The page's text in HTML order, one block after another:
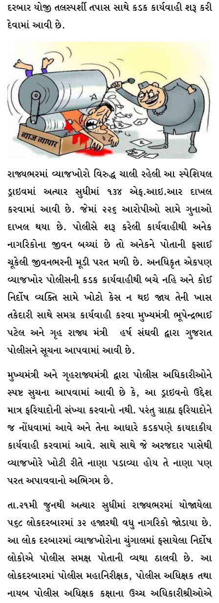
દરબાર યોજી તલસ્પર્શી તપાસ સાથે કડક કાર્યવાહી શરૂ કરી
દેવામાં આવી છે.
રાજ્યભરમાં વ્યાજખોરો વિરુદ્ધ ચાલી રહેલી આ સ્પેશિયલ
ડ્રાઇવમાં અત્યાર સુધીમાં ૧૩૪ એફ.આઇ.આર દાખલ
કરવામાં આવી છે. જેમાં ૨૨૬ આરોપીઓ સામે ગુનાઓ
દાખલ થયા છે. પોલીસે શરૂ કરેલી કાર્યવાહીથી અનેક
નાગરિકોના જીવન બચ્યાં છે તો અનેકને પોતાની ફસાઈ
ચૂકેલી જીવનભરની મૂડી પરત મળી છે. અનધિકૃત એકપણ
વ્યાજખોર પોલીસની કડક કાર્યવાહીથી બચે નહિ અને કોઈ
નિર્દોષ વ્યક્તિ સામે ખોટો કેસ ન થઇ જાય તેની ખાસ
તકેદારી સાથે સમગ્ર કાર્યવાહી કરવા મુખ્યમંત્રી ભૂપેન્દ્રભાઈ
પટેલ અને ગૃહ રાજ્ય મંત્રી હર્ષ સંઘવી દ્વારા ગુજરાત
પોલીસને સૂચના આપવામાં આવી છે.
મુખ્યમંત્રી અને ગૃહરાજ્યમંત્રી દ્વારા પોલીસ અધિકારીઓને
સ્પષ્ટ સુચના આપવામાં આવી છે કે, આ ડ્રાઇવનો ઉદ્દેશ
માત્ર ફરિયાદોની સંખ્યા કરવાનો નથી. પરંતુ ગ્રાહ્ય ફરિયાદોને
જ નોંધવામાં આવે અને તેના આધારે કડકપણે કાયદાકીય
કાર્યવાહી કરવામાં આવે. સાથે સાથે જે અરજદાર પાસેથી
વ્યાજખોરે ખોટી રીતે નાણા પડાવ્યા હોય તે નાણા પણ
પરત અપાવવાનો અભિગમ છે.
તા.૨૧મી જુનથી અત્યાર સુધીમાં રાજ્યભરમાં યોજાયેલા
૫૬૮ લોકદરબારમાં ૩૨ હજારથી વધુ નાગરિકો જોડાયા છે.
આ લોક દરબારમાં વ્યાજખોરોના ચુંગાલમાં ફસાયેલા નિર્દોષ
લોકોએ પોલીસ સમક્ષ પોતાની વ્યથા ઠાલવી છે. આ
લોકદરબારમાં પોલીસ મહાનિરીક્ષક, પોલીસ અધિક્ષક તથા
નાયબ પોલીસ અધિક્ષક કક્ષાના ઉચ્ચ અધિકારીશ્રીઓએ